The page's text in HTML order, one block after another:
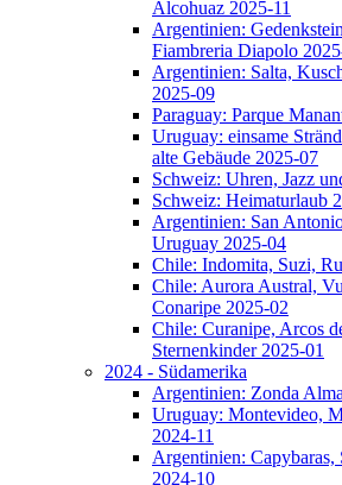
Alcohuaz 2025-11
Argentinien:
Fiambreria Diapolo
Argentinien: Salta,
2025-09
Paraguay: Parque
Uruguay: einsame
alte Gebäude 2025-07
Schweiz: Uhren, Jazz
Schweiz: Heimaturlaub
Argentinien: San
Uruguay 2025-04
Chile: Indomita, Suzi,
Chile: Aurora Austral,
Conaripe 2025-02
Chile: Curanipe, Arcos
Sternenkinder 2025-01
2024 - Südamerika
Argentinien: Zonda
Uruguay: Montevideo,
2024-11
Argentinien: Capybaras,
2024-10